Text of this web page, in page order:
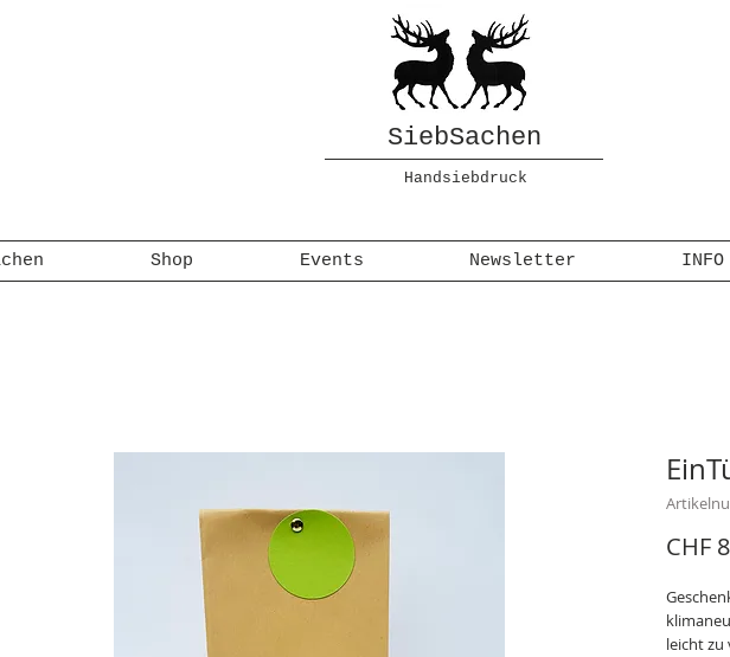
SiebSachen
Handsiebdruck
Shop Events Newsletter INFO
CHF
leicht zu